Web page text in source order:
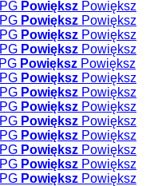
Powiększ Powiększ
Powiększ Powiększ
Powiększ Powiększ
Powiększ Powiększ
Powiększ Powiększ
Powiększ Powiększ
Powiększ Powiększ
Powiększ Powiększ
Powiększ Powiększ
Powiększ Powiększ
Powiększ Powiększ
Powiększ Powiększ
Powiększ Powiększ